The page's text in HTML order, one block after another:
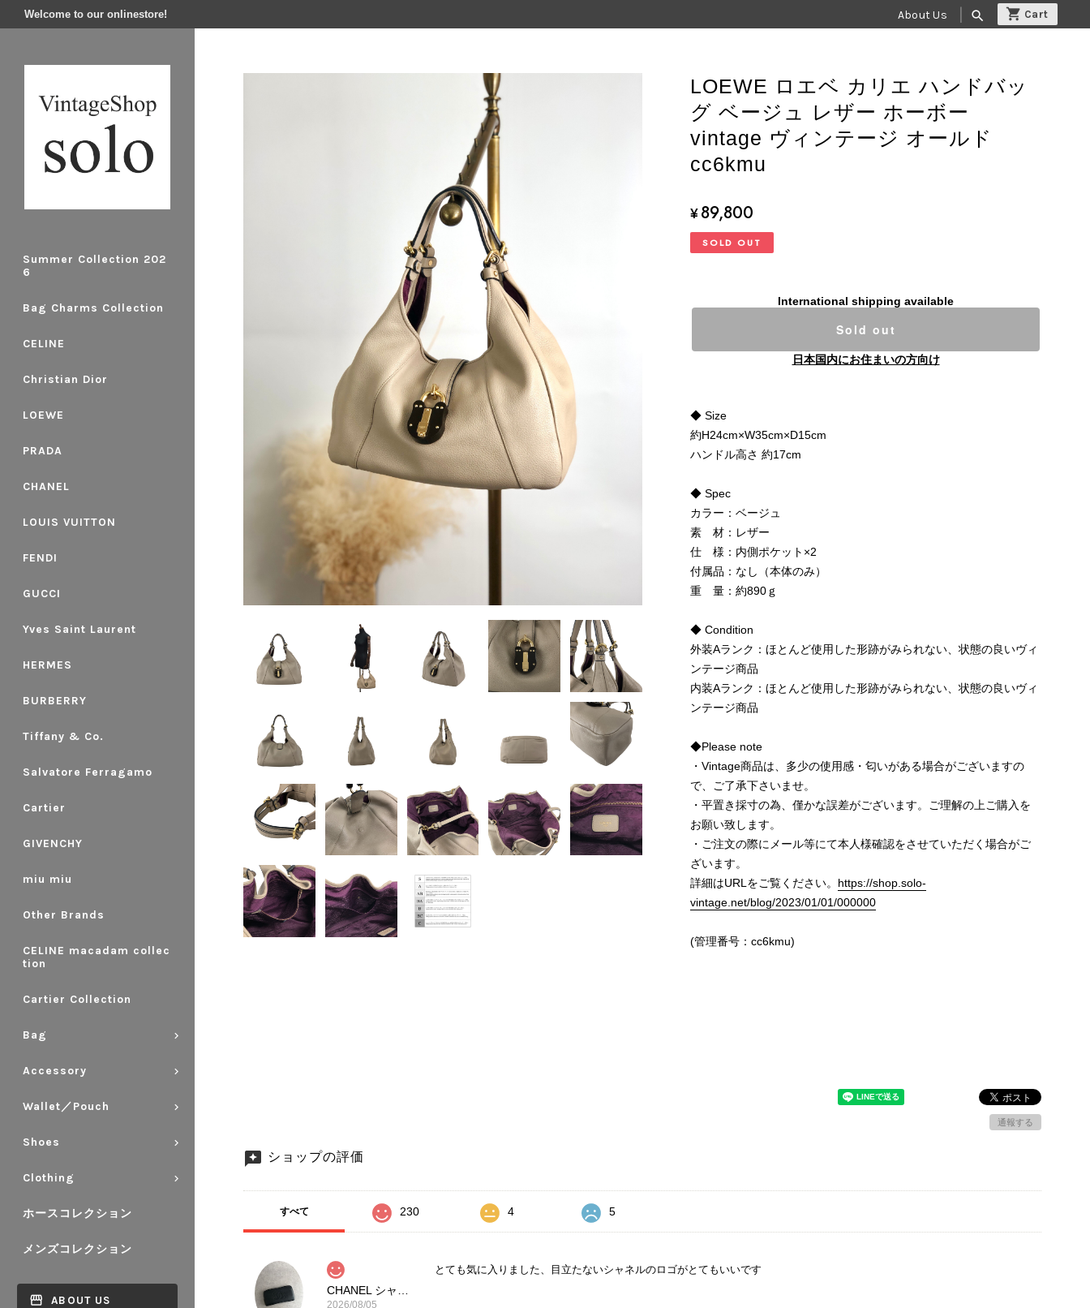
Welcome to our onlinestore! About Us search
Summer Collection 202
6
Bag Charms Collection
CELINE
Christian Dior
LOEWE
PRADA
CHANEL
LOUIS VUITTON
FENDI
GUCCI
Yves Saint Laurent
HERMES
BURBERRY
Tiffany & Co.
Salvatore Ferragamo
Cartier
GIVENCHY
miu miu
Other Brands
CELINE macadam collec
tion
Cartier Collection
Bag
Accessory
Wallet／Pouch
Shoes
Clothing
ホースコレクション
メンズコレクション
ABOUT US
LOEWE ロエベ カリエ ハンドバッ
グ ベージュ レザー ホーボー
vintage ヴィンテージ オールド
cc6kmu
¥89,800
SOLD OUT
International shipping available
Sold out
日本国内にお住まいの方向け
◆ Size
約H24cm×W35cm×D15cm
ハンドル高さ 約17cm
◆ Spec
カラー：ベージュ
素 材：レザー
仕 様：内側ポケット×2
付属品：なし（本体のみ）
重 量：約890ｇ
◆ Condition
外装Aランク：ほとんど使用した形跡がみられない、状態の良いヴィ
ンテージ商品
内装Aランク：ほとんど使用した形跡がみられない、状態の良いヴィ
ンテージ商品
◆Please note
・Vintage商品は、多少の使用感・匂いがある場合がございますの
で、ご了承下さいませ。
・平置き採寸の為、僅かな誤差がございます。ご理解の上ご購入を
お願い致します。
・ご注文の際にメール等にて本人様確認をさせていただく場合がご
ざいます。
詳細はURLをご覧ください。 https://shop.solo-
vintage.net/blog/2023/01/01/000000
(管理番号：cc6kmu)
通報する
ショップの評価
すべて 230 4 5
2026/08/05
とても気に入りました、目立たないシャネルのロゴがとてもいいです